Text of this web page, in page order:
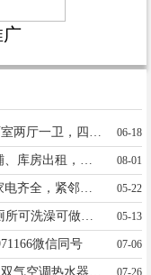
广
06-18
08-01
申庄北区3室100平2/5有小房，家具家电齐全，紧邻建设路与车站南路，个人房源，700/月 电话15933191043 05-22
火车站附近四建家属院30-40平，有厕所可洗澡可做饭。价格500/月长期可优惠，电话微信13931904290 05-13
微信同号 07-06
07-26